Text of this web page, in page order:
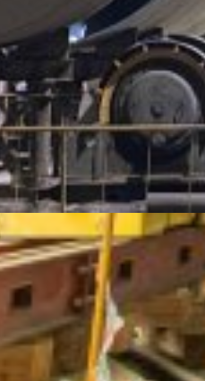
“100 ТОНН МОНТАЖ”
перевозке, выгрузке и
массой 47 тонн в п.
области. Специалисты
установку шабота
проектом положение.
портальной
125 тонн все работы
кровли в новом
сроки.